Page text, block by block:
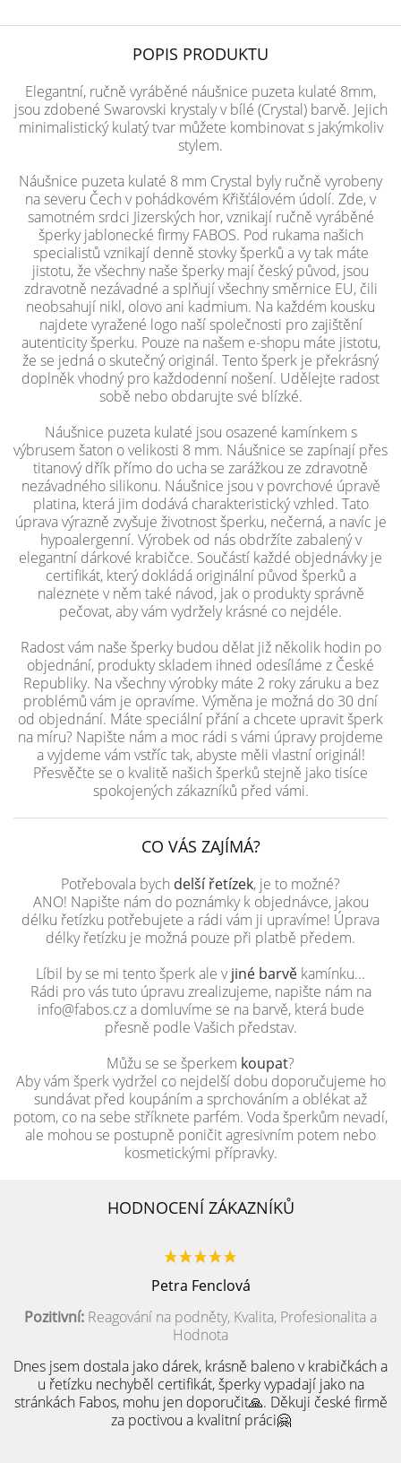
POPIS PRODUKTU
Elegantní, ručně vyráběné náušnice puzeta kulaté 8mm,
jsou zdobené Swarovski krystaly v bílé (Crystal) barvě. Jejich
minimalistický kulatý tvar můžete kombinovat s jakýmkoliv
stylem.
Náušnice puzeta kulaté 8 mm Crystal byly ručně vyrobeny
na severu Čech v pohádkovém Křišťálovém údolí. Zde, v
samotném srdci Jizerských hor, vznikají ručně vyráběné
šperky jablonecké firmy FABOS. Pod rukama našich
specialistů vznikají denně stovky šperků a vy tak máte
jistotu, že všechny naše šperky mají český původ, jsou
zdravotně nezávadné a splňují všechny směrnice EU, čili
neobsahují nikl, olovo ani kadmium. Na každém kousku
najdete vyražené logo naší společnosti pro zajištění
autenticity šperku. Pouze na našem e-shopu máte jistotu,
že se jedná o skutečný originál. Tento šperk je překrásný
doplněk vhodný pro každodenní nošení. Udělejte radost
sobě nebo obdarujte své blízké.
Náušnice puzeta kulaté jsou osazené kamínkem s
výbrusem šaton o velikosti 8 mm. Náušnice se zapínají přes
titanový dřík přímo do ucha se zarážkou ze zdravotně
nezávadného silikonu. Náušnice jsou v povrchové úpravě
platina, která jim dodává charakteristický vzhled. Tato
úprava výrazně zvyšuje životnost šperku, nečerná, a navíc je
hypoalergenní. Výrobek od nás obdržíte zabalený v
elegantní dárkové krabičce. Součástí každé objednávky je
certifikát, který dokládá originální původ šperků a
naleznete v něm také návod, jak o produkty správně
pečovat, aby vám vydržely krásné co nejdéle.
Radost vám naše šperky budou dělat již několik hodin po
objednání, produkty skladem ihned odesíláme z České
Republiky. Na všechny výrobky máte 2 roky záruku a bez
problémů vám je opravíme. Výměna je možná do 30 dní
od objednání. Máte speciální přání a chcete upravit šperk
na míru? Napište nám a moc rádi s vámi úpravy projdeme
a vyjdeme vám vstříc tak, abyste měli vlastní originál!
Přesvěčte se o kvalitě našich šperků stejně jako tisíce
spokojených zákazníků před vámi.
CO VÁS ZAJÍMÁ?
Potřebovala bych delší řetízek, je to možné?
ANO! Napište nám do poznámky k objednávce, jakou
délku řetízku potřebujete a rádi vám ji upravíme! Úprava
délky řetízku je možná pouze při platbě předem.
Líbil by se mi tento šperk ale vjiné barvě kamínku...
Rádi pro vás tuto úpravu zrealizujeme, napište nám na
info@fabos.cz a domluvíme se na barvě, která bude
přesně podle Vašich představ.
Můžu se se šperkem koupat?
Aby vám šperk vydržel co nejdelší dobu doporučujeme ho
sundávat před koupáním a sprchováním a oblékat až
potom, co na sebe stříknete parfém. Voda šperkům nevadí,
ale mohou se postupně poničit agresivním potem nebo
kosmetickými přípravky.
HODNOCENÍ ZÁKAZNÍKŮ
Petra Fenclová
Pozitivní: Reagování na podněty, Kvalita, Profesionalita a
Hodnota
Dnes jsem dostala jako dárek, krásně baleno v krabičkách a
u řetízku nechyběl certifikát, šperky vypadají jako na
stránkách Fabos, mohu jen doporučit🙏. Děkuji české firmě
za poctivou a kvalitní práci🤗